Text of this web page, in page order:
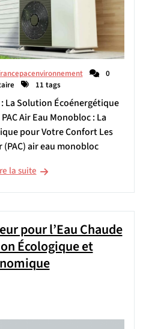
0
11 tags
: La Solution Écoénergétique
Air Eau Monobloc : La
pour Votre Confort Les
(PAC) air eau monobloc
la suite
pour l’Eau Chaude
Écologique et